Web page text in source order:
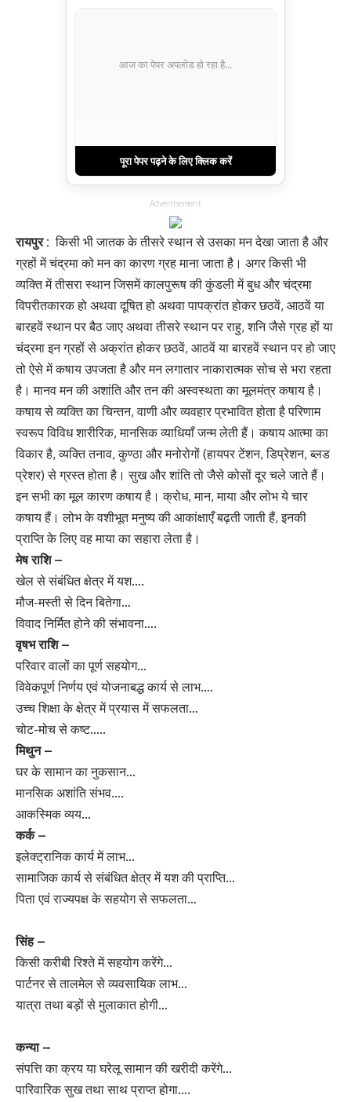
आज का पेपर अपलोड हो रहा है...
पूरा पेपर पढ़ने के लिए क्लिक करें
Advertisement
रायपुर : किसी भी जातक के तीसरे स्थान से उसका मन देखा जाता है और
ग्रहों में चंद्रमा को मन का कारण ग्रह माना जाता है। अगर किसी भी
व्यक्ति में तीसरा स्थान जिसमें कालपुरूष की कुंडली में बुध और चंद्रमा
विपरीतकारक हो अथवा दूषित हो अथवा पापक्रांत होकर छठवें, आठवें या
बारहवें स्थान पर बैठ जाए अथवा तीसरे स्थान पर राहु, शनि जैसे ग्रह हों या
चंद्रमा इन ग्रहों से अक्रांत होकर छठवें, आठवें या बारहवें स्थान पर हो जाए
तो ऐसे में कषाय उपजता है और मन लगातार नाकारात्मक सोच से भरा रहता
है। मानव मन की अशांति और तन की अस्वस्थता का मूलमंत्र कषाय है।
कषाय से व्यक्ति का चिन्तन, वाणी और व्यवहार प्रभावित होता है परिणाम
स्वरूप विविध शारीरिक, मानसिक व्याधियाँ जन्म लेती हैं। कषाय आत्मा का
विकार है, व्यक्ति तनाव, कुण्ठा और मनोरोगों (हायपर टेंशन, डिप्रेशन, ब्लड
प्रेशर) से ग्रस्त होता है। सुख और शांति तो जैसे कोसों दूर चले जाते हैं।
इन सभी का मूल कारण कषाय है। क्रोध, मान, माया और लोभ ये चार
कषाय हैं। लोभ के वशीभूत मनुष्य की आकांक्षाएँ बढ़ती जाती हैं, इनकी
प्राप्ति के लिए वह माया का सहारा लेता है।
मेष राशि –
खेल से संबंधित क्षेत्र में यश….
मौज-मस्ती से दिन बितेगा…
विवाद निर्मित होने की संभावना….
वृषभ राशि –
परिवार वालों का पूर्ण सहयोग…
विवेकपूर्ण निर्णय एवं योजनाबद्ध कार्य से लाभ….
उच्च शिक्षा के क्षेत्र में प्रयास में सफलता…
चोट-मोच से कष्ट…..
मिथुन –
घर के सामान का नुकसान…
मानसिक अशांति संभव….
आकस्मिक व्यय…
कर्क –
इलेक्ट्रानिक कार्य में लाभ…
सामाजिक कार्य से संबंधित क्षेत्र में यश की प्राप्ति…
पिता एवं राज्यपक्ष के सहयोग से सफलता…
सिंह –
किसी करीबी रिश्ते में सहयोग करेंगे…
पार्टनर से तालमेल से व्यवसायिक लाभ…
यात्रा तथा बड़ों से मुलाकात होगी…
कन्या –
संपत्ति का क्रय या घरेलू सामान की खरीदी करेंगे…
पारिवारिक सुख तथा साथ प्राप्त होगा….